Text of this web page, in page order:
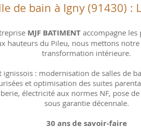
de bain à Igny (91430) :
MJF BATIMENT accompagne
hauteurs du Pileu, nous mettons
transformation intérieure.
: modernisation de salles de
et optimisation des suites
électricité aux normes NF, pose
sous garantie décennale.
30 ans de savoir-faire